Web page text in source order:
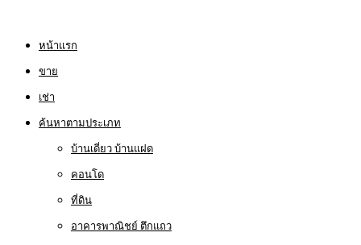
หน้าแรก
ขาย
เช่า
ค้นหาตามประเภท
บ้านเดี่ยว บ้านแฝด
คอนโด
ที่ดิน
อาคารพาณิชย์ ตึกแถว